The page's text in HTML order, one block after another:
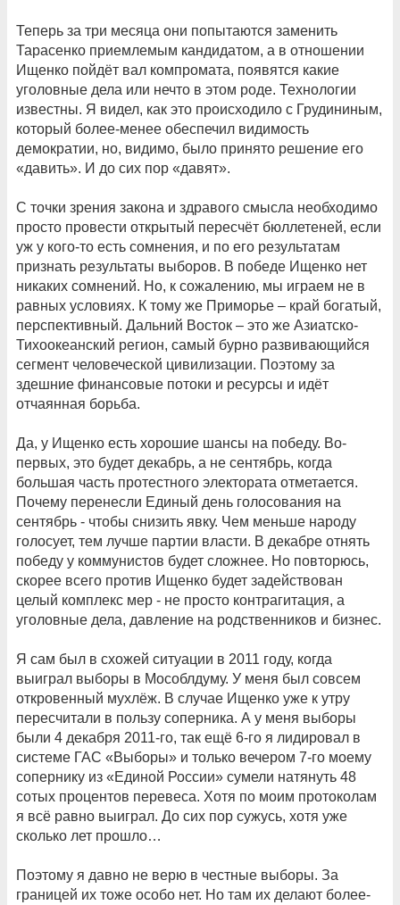
Теперь за три месяца они попытаются заменить
Тарасенко приемлемым кандидатом, а в отношении
Ищенко пойдёт вал компромата, появятся какие
уголовные дела или нечто в этом роде. Технологии
известны. Я видел, как это происходило с Грудининым,
который более-менее обеспечил видимость
демократии, но, видимо, было принято решение его
«давить». И до сих пор «давят».
С точки зрения закона и здравого смысла необходимо
просто провести открытый пересчёт бюллетеней, если
уж у кого-то есть сомнения, и по его результатам
признать результаты выборов. В победе Ищенко нет
никаких сомнений. Но, к сожалению, мы играем не в
равных условиях. К тому же Приморье – край богатый,
перспективный. Дальний Восток – это же Азиатско-
Тихоокеанский регион, самый бурно развивающийся
сегмент человеческой цивилизации. Поэтому за
здешние финансовые потоки и ресурсы и идёт
отчаянная борьба.
Да, у Ищенко есть хорошие шансы на победу. Во-
первых, это будет декабрь, а не сентябрь, когда
большая часть протестного электората отметается.
Почему перенесли Единый день голосования на
сентябрь - чтобы снизить явку. Чем меньше народу
голосует, тем лучше партии власти. В декабре отнять
победу у коммунистов будет сложнее. Но повторюсь,
скорее всего против Ищенко будет задействован
целый комплекс мер - не просто контрагитация, а
уголовные дела, давление на родственников и бизнес.
Я сам был в схожей ситуации в 2011 году, когда
выиграл выборы в Мособлдуму. У меня был совсем
откровенный мухлёж. В случае Ищенко уже к утру
пересчитали в пользу соперника. А у меня выборы
были 4 декабря 2011-го, так ещё 6-го я лидировал в
системе ГАС «Выборы» и только вечером 7-го моему
сопернику из «Единой России» сумели натянуть 48
сотых процентов перевеса. Хотя по моим протоколам
я всё равно выиграл. До сих пор сужусь, хотя уже
сколько лет прошло…
Поэтому я давно не верю в честные выборы. За
границей их тоже особо нет. Но там их делают более-